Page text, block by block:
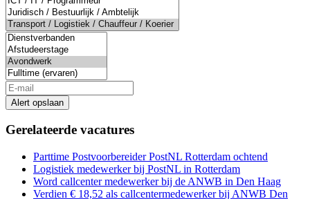
Alert opslaan
Gerelateerde vacatures
Parttime Postvoorbereider PostNL Rotterdam ochtend
Logistiek medewerker bij PostNL in Rotterdam
Word callcenter medewerker bij de ANWB in Den Haag
Verdien € 18,52 als callcentermedewerker bij ANWB Den